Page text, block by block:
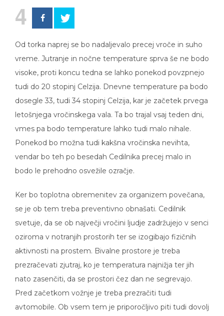
4
Od torka naprej se bo nadaljevalo precej vroče in suho
vreme. Jutranje in nočne temperature sprva še ne bodo
visoke, proti koncu tedna se lahko ponekod povzpnejo
tudi do 20 stopinj Celzija. Dnevne temperature pa bodo
dosegle 33, tudi 34 stopinj Celzija, kar je začetek prvega
letošnjega vročinskega vala. Ta bo trajal vsaj teden dni,
vmes pa bodo temperature lahko tudi malo nihale.
Ponekod bo možna tudi kakšna vročinska nevihta,
vendar bo teh po besedah Cedilnika precej malo in
bodo le prehodno osvežile ozračje.
Ker bo toplotna obremenitev za organizem povečana,
se je ob tem treba preventivno obnašati. Cedilnik
svetuje, da se ob največji vročini ljudje zadržujejo v senci
oziroma v notranjih prostorih ter se izogibajo fizičnih
aktivnosti na prostem. Bivalne prostore je treba
prezračevati zjutraj, ko je temperatura najnižja ter jih
nato zasenčiti, da se prostori čez dan ne segrevajo.
Pred začetkom vožnje je treba prezračiti tudi
avtomobile. Ob vsem tem je priporočljivo piti tudi dovolj